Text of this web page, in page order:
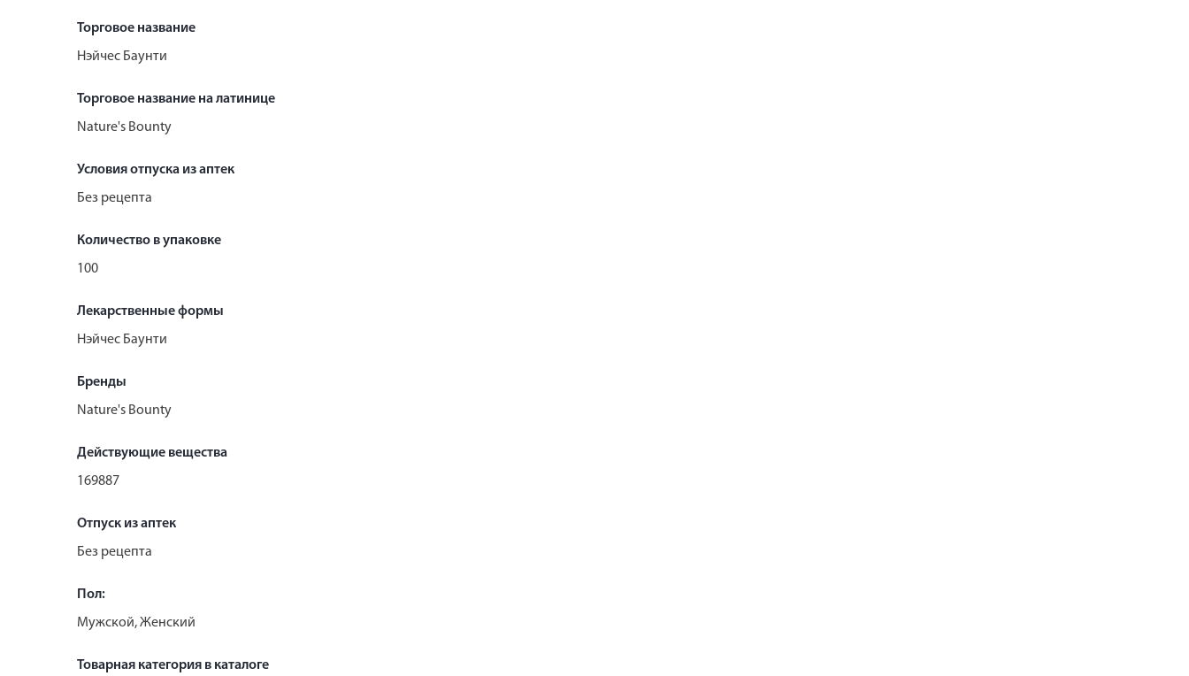
Торговое название
Нэйчес Баунти
Торговое название на латинице
Nature's Bounty
Условия отпуска из аптек
Без рецепта
Количество в упаковке
100
Лекарственные формы
Нэйчес Баунти
Бренды
Nature's Bounty
Действующие вещества
169887
Отпуск из аптек
Без рецепта
Пол:
Мужской, Женский
Товарная категория в каталоге